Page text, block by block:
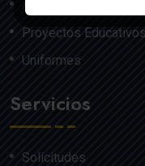
Proyectos Educativos
Uniformes
Servicios
Solicitudes